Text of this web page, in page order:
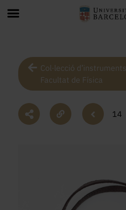
Col·lecció
Facultat de Física
14